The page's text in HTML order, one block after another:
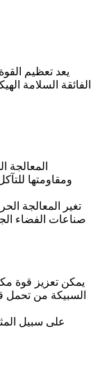
يعد تعظيم
الفائقة السلامة
المعالجة
ومقاومتها
تغير المعالجة
صناعات الفضاء
يمكن تعزيز قوة
السبيكة من تحمل
على سبيل